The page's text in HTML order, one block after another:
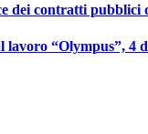
dei contratti pubblici
lavoro “Olympus”, 4